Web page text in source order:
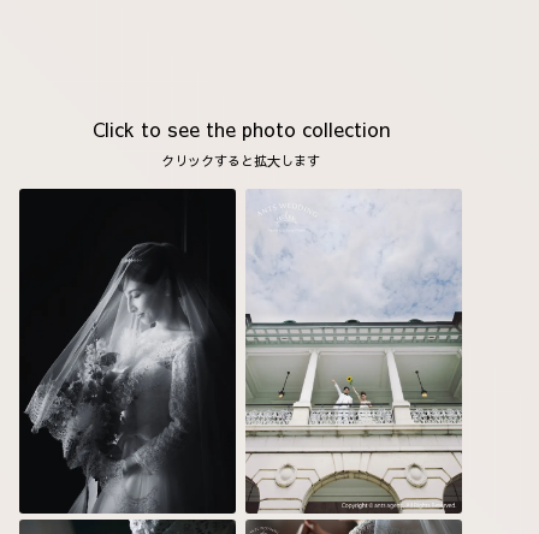
Click to see the photo collection
クリックすると拡大します